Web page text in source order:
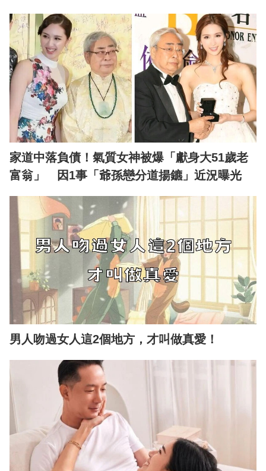
家道中落負債！氣質女神被爆「獻身大51歲老
富翁」 因1事「爺孫戀分道揚鑣」近況曝光
男人吻過女人這2個地方，才叫做真愛！